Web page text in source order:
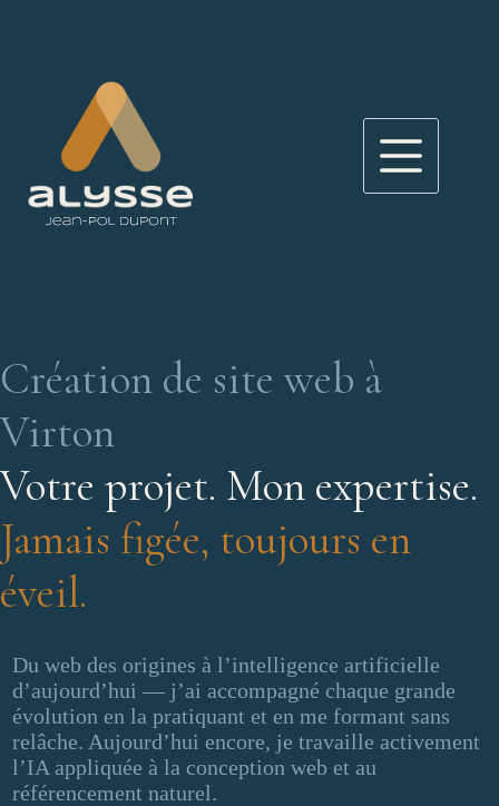
Création de site web à
Virton
Votre projet. Mon expertise.
Jamais figée, toujours en
éveil.
Du web des origines à l’intelligence artificielle
d’aujourd’hui — j’ai accompagné chaque grande
évolution en la pratiquant et en me formant sans
relâche. Aujourd’hui encore, je travaille activement
l’IA appliquée à la conception web et au
référencement naturel.